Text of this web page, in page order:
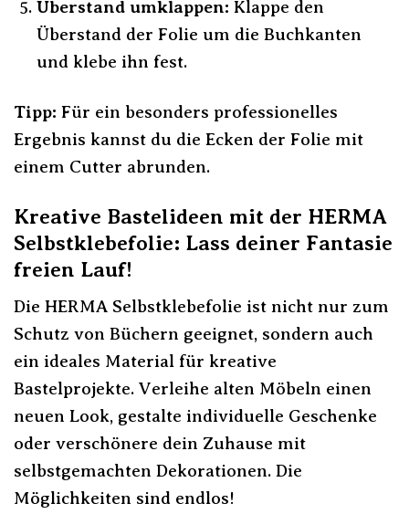
Überstand umklappen: Klappe den
Überstand der Folie um die Buchkanten
und klebe ihn fest.
Tipp: Für ein besonders professionelles
Ergebnis kannst du die Ecken der Folie mit
einem Cutter abrunden.
Kreative Bastelideen mit der HERMA
Selbstklebefolie: Lass deiner Fantasie
freien Lauf!
Die HERMA Selbstklebefolie ist nicht nur zum
Schutz von Büchern geeignet, sondern auch
ein ideales Material für kreative
Bastelprojekte. Verleihe alten Möbeln einen
neuen Look, gestalte individuelle Geschenke
oder verschönere dein Zuhause mit
selbstgemachten Dekorationen. Die
Möglichkeiten sind endlos!